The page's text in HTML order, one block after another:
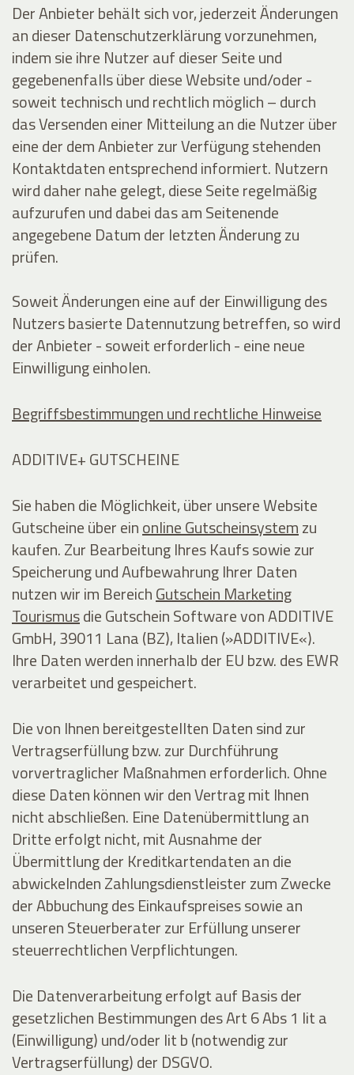
Der Anbieter behält sich vor, jederzeit Änderungen
an dieser Datenschutzerklärung vorzunehmen,
indem sie ihre Nutzer auf dieser Seite und
gegebenenfalls über diese Website und/oder -
soweit technisch und rechtlich möglich – durch
das Versenden einer Mitteilung an die Nutzer über
eine der dem Anbieter zur Verfügung stehenden
Kontaktdaten entsprechend informiert. Nutzern
wird daher nahe gelegt, diese Seite regelmäßig
aufzurufen und dabei das am Seitenende
angegebene Datum der letzten Änderung zu
prüfen.
Soweit Änderungen eine auf der Einwilligung des
Nutzers basierte Datennutzung betreffen, so wird
der Anbieter - soweit erforderlich - eine neue
Einwilligung einholen.
Begriffsbestimmungen und rechtliche Hinweise
ADDITIVE+ GUTSCHEINE
Sie haben die Möglichkeit, über unsere Website
Gutscheine über einonline Gutscheinsystemzu
kaufen. Zur Bearbeitung Ihres Kaufs sowie zur
Speicherung und Aufbewahrung Ihrer Daten
nutzen wir im BereichGutschein Marketing
Tourismusdie Gutschein Software von ADDITIVE
GmbH, 39011 Lana (BZ), Italien (»ADDITIVE«).
Ihre Daten werden innerhalb der EU bzw. des EWR
verarbeitet und gespeichert.
Die von Ihnen bereitgestellten Daten sind zur
Vertragserfüllung bzw. zur Durchführung
vorvertraglicher Maßnahmen erforderlich. Ohne
diese Daten können wir den Vertrag mit Ihnen
nicht abschließen. Eine Datenübermittlung an
Dritte erfolgt nicht, mit Ausnahme der
Übermittlung der Kreditkartendaten an die
abwickelnden Zahlungsdienstleister zum Zwecke
der Abbuchung des Einkaufspreises sowie an
unseren Steuerberater zur Erfüllung unserer
steuerrechtlichen Verpflichtungen.
Die Datenverarbeitung erfolgt auf Basis der
gesetzlichen Bestimmungen des Art 6 Abs 1 lit a
(Einwilligung) und/oder lit b (notwendig zur
Vertragserfüllung) der DSGVO.